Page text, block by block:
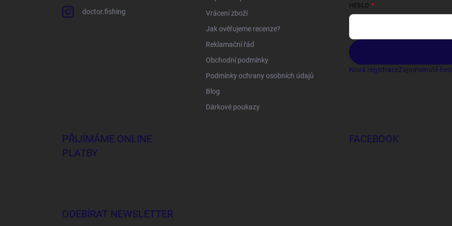
doctor.fishing
Vrácení zboží
Jak ověřujeme recenze?
Reklamační řád
Obchodní podmínky
Podmínky ochrany osobních údajů
Blog
Dárkové poukazy
HESLO
Nová registraceZapomenuté
PŘIJÍMÁME ONLINE
PLATBY
FACEBOOK
ODEBÍRAT NEWSLETTER